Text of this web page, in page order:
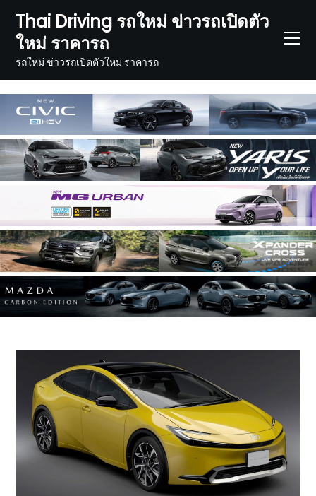
content
Thai Driving รถใหม่ ข่าวรถเปิดตัว
ใหม่ ราคารถ
รถใหม่ ข่าวรถเปิดตัวใหม่ ราคารถ